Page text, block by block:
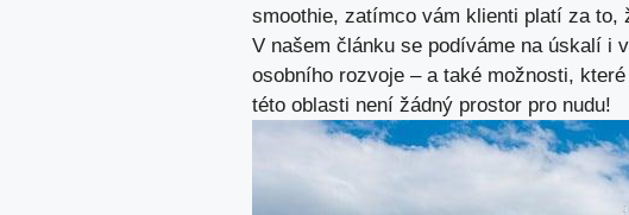
smoothie, zatímco vám klienti⁢ platí za ‌to,
V našem článku se podíváme na​ úskalí i‌
osobního rozvoje –⁤ a⁢ také možnosti,
této oblasti⁢ není ⁤žádný prostor ⁤pro nudu!